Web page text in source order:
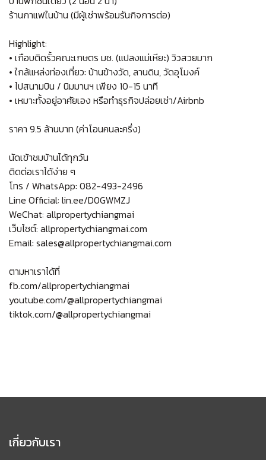
ร้านกาแฟในบ้าน (มีผู้เช่าพร้อมรันกิจการต่อ)
Highlight:
• เกือบติดรั้วคณะเกษตร มช. (แปลงแม่เหียะ) วิวสวยมาก
• ใกล้แหล่งท่องเที่ยว: บ้านข้างวัด, ลานดิน, วัดอุโมงค์
• ไปสนามบิน / นิมมานฯ เพียง 10-15 นาที
• เหมาะทั้งอยู่อาศัยเอง หรือทำธุรกิจปล่อยเช่า/Airbnb
ราคา 9.5 ล้านบาท (ค่าโอนคนละครึ่ง)
นัดเข้าชมบ้านได้ทุกวัน
ติดต่อเราได้ง่าย ๆ
โทร / WhatsApp: 082-493-2496
Line Official: lin.ee/D0GWMZJ
WeChat: allpropertychiangmai
เว็บไซต์: allpropertychiangmai.com
Email: sales@allpropertychiangmai.com
ตามหาเราได้ที่
fb.com/allpropertychiangmai
youtube.com/@allpropertychiangmai
tiktok.com/@allpropertychiangmai
เกี่ยวกับเรา